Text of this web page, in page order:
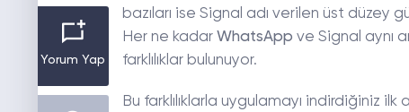
Yorum Yap
bazıları ise Signal adı verilen üst düzey
Her ne kadar WhatsApp ve Signal aynı
farklılıklar bulunuyor.
Bu farklılıklarla uygulamayı indirdiğiniz ilk